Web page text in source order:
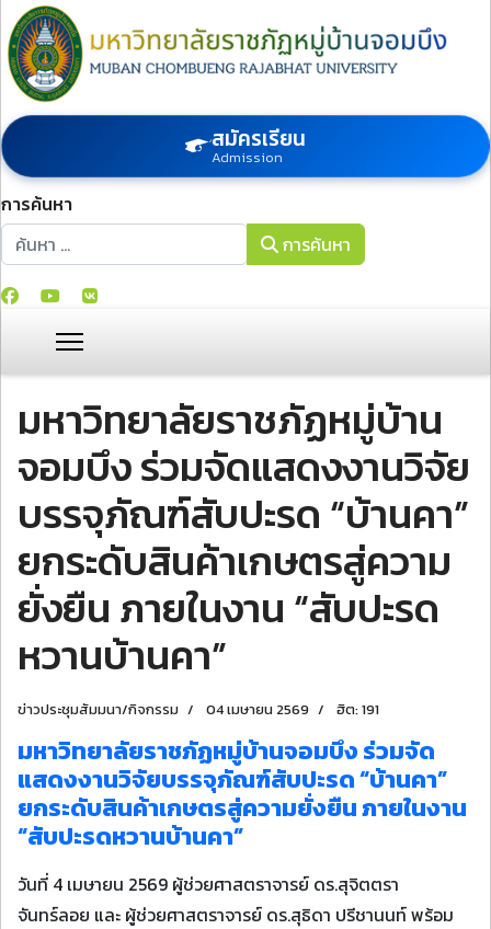
สมัครเรียน
Admission
การค้นหา
การค้นหา
การค้นหา
มหาวิทยาลัยราชภัฏหมู่บ้าน
จอมบึง ร่วมจัดแสดงงานวิจัย
บรรจุภัณฑ์สับปะรด “บ้านคา”
ยกระดับสินค้าเกษตรสู่ความ
ยั่งยืน ภายในงาน “สับปะรด
หวานบ้านคา”
ข่าวประชุมสัมมนา/กิจกรรม 04 เมษายน 2569 ฮิต: 191
มหาวิทยาลัยราชภัฏหมู่บ้านจอมบึง ร่วมจัด
แสดงงานวิจัยบรรจุภัณฑ์สับปะรด “บ้านคา”
ยกระดับสินค้าเกษตรสู่ความยั่งยืน ภายในงาน
“สับปะรดหวานบ้านคา”
วันที่ 4 เมษายน 2569 ผู้ช่วยศาสตราจารย์ ดร.สุจิตตรา
จันทร์ลอย และ ผู้ช่วยศาสตราจารย์ ดร.สุธิดา ปรีชานนท์ พร้อม